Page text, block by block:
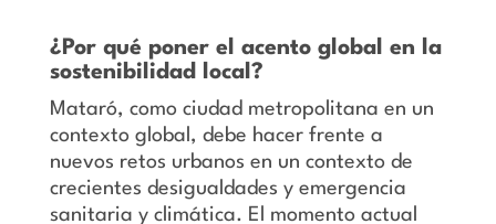
¿Por qué poner el acento global en la
sostenibilidad local?
Mataró, como ciudad metropolitana en un
contexto global, debe hacer frente a
nuevos retos urbanos en un contexto de
crecientes desigualdades y emergencia
sanitaria y climática. El momento actual